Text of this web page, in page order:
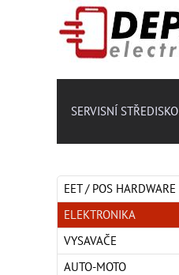
SERVISNÍ STŘEDISKO
EET / POS HARDWARE
ELEKTRONIKA
VYSAVAČE
AUTO-MOTO